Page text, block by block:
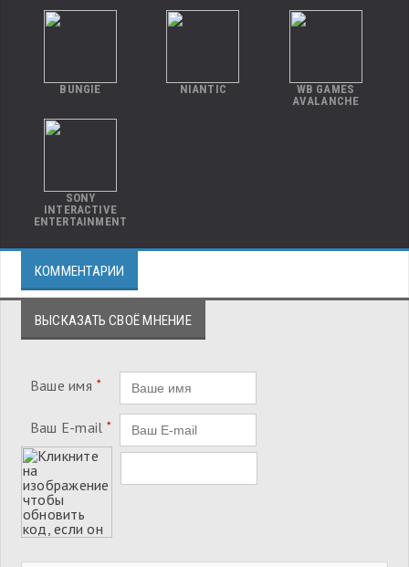
BUNGIE NIANTIC
WB GAMES
AVALANCHE
SONY
INTERACTIVE
ENTERTAINMENT
КОММЕНТАРИИ
ВЫСКАЗАТЬ СВОЁ МНЕНИЕ
Ваше имя *
Ваш E-mail *